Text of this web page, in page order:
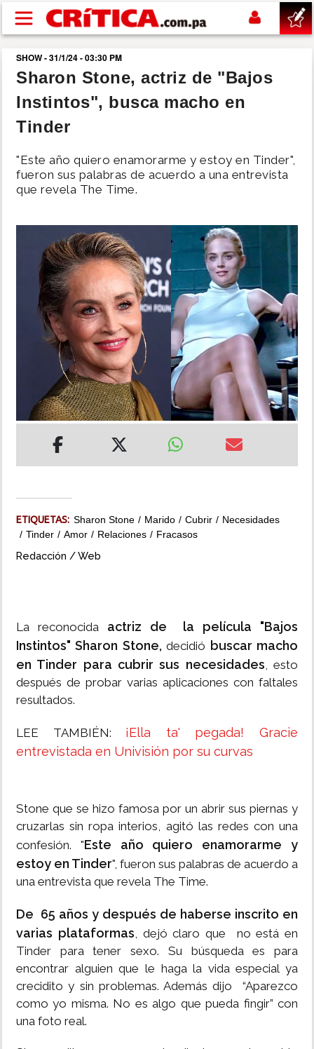
Pasar al contenido principal
buscar
SUCESOS
POLÍTICA
DEPORTES
MUNDO
INSÓLITAS
MULTIMEDIA
IMPRESO
SHOW - 31/1/24 - 03:30 PM
Sharon Stone, actriz de "Bajos
Instintos", busca macho en
Tinder
"Este año quiero enamorarme y estoy en Tinder",
fueron sus palabras de acuerdo a una entrevista
que revela The Time.
ETIQUETAS: Sharon Stone Marido Cubrir
Necesidades
Tinder
Amor Relaciones Fracasos
Redacción / Web
La reconocida actriz de la película "Bajos
Instintos" Sharon Stone, decidió buscar macho
en Tinder para cubrir sus necesidades, esto
después de probar varias aplicaciones con faltales
resultados.
LEE TAMBIÉN: ¡Ella ta' pegada! Gracie
entrevistada en Univisión por su curvas
Stone que se hizo famosa por un abrir sus piernas y
cruzarlas sin ropa interios, agitó las redes con una
confesión. "Este año quiero enamorarme y
estoy en Tinder", fueron sus palabras de acuerdo a
una entrevista que revela The Time.
De 65 años y después de haberse inscrito en
varias plataformas, dejó claro que no está en
Tinder para tener sexo. Su búsqueda es para
encontrar alguien que le haga la vida especial ya
crecidito y sin problemas. Además dijo “Aparezco
como yo misma. No es algo que pueda fingir” con
una foto real.